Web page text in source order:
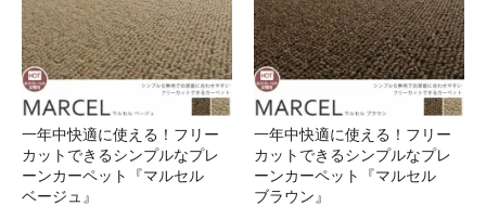
一年中快適に使える！フリー
カットできるシンプルなプレ
ーンカーペット『マルセル
ベージュ』
一年中快適に使える！フリー
カットできるシンプルなプレ
ーンカーペット『マルセル
ブラウン』